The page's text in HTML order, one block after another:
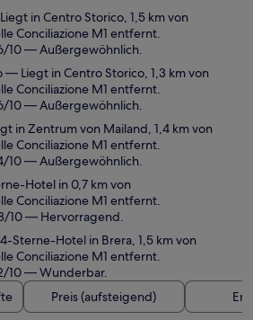
in Centro Storico, 1,5 km von
Conciliazione M1 entfernt.
10 — Außergewöhnlich.
— Liegt in Centro Storico, 1,3 km von
Conciliazione M1 entfernt.
10 — Außergewöhnlich.
in Zentrum von Mailand, 1,4 km von
Conciliazione M1 entfernt.
10 — Außergewöhnlich.
Hotel in 0,7 km von
Conciliazione M1 entfernt.
10 — Hervorragend.
Sterne-Hotel in Brera, 1,5 km von
Conciliazione M1 entfernt.
10 — Wunderbar.
Preis (aufsteigend)